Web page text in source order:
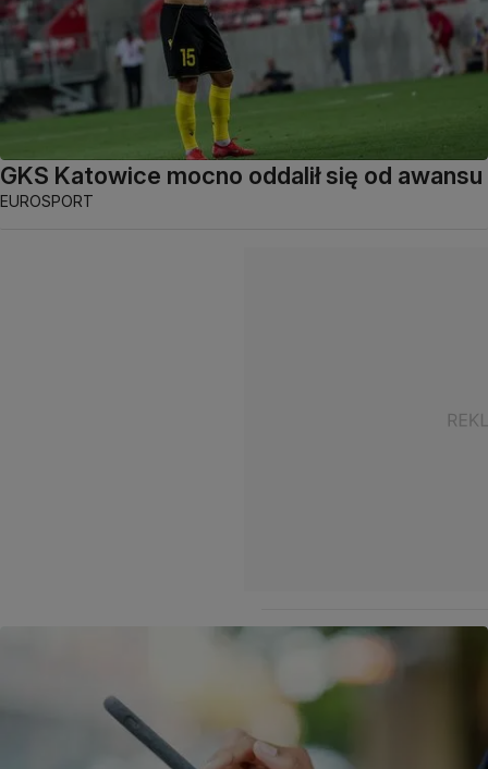
GKS Katowice mocno oddalił się od awansu
EUROSPORT